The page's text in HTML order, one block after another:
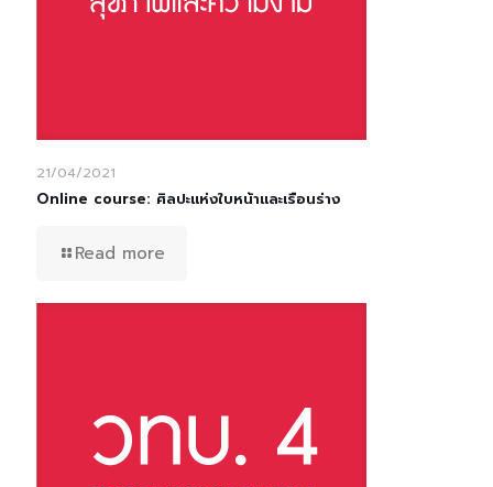
21/04/2021
Online course: ศิลปะแห่งใบหน้าและเรือนร่าง
Read more